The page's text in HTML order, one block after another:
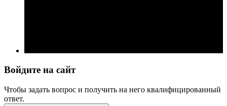
Войдите на сайт
Чтобы задать вопрос и получить на него квалифицированный
ответ.